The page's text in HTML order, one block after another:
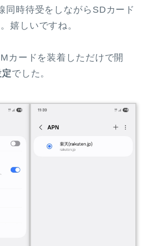
同時待受をしながらSDカード
嬉しいですね。
カードを装着しただけで開
でした。